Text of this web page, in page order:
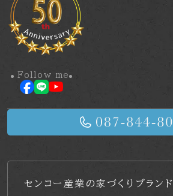
Follow me
センコー産業の家づくりブランド